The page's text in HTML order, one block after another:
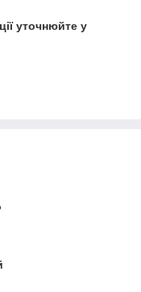
уточнюйте у